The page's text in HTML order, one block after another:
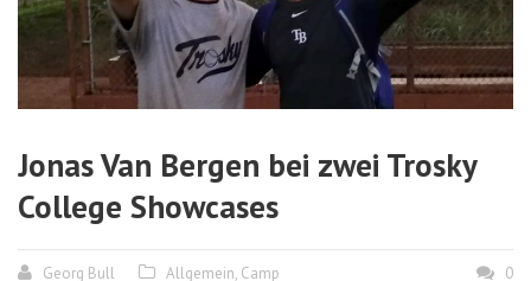
Jonas Van Bergen bei zwei Trosky
College Showcases
Georg Bull Allgemein, Camp 0